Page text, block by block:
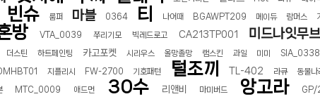
빈슈 룸퍼 마블 0364 티 나어때 BGAWPT209 메이듀 람머스
방 VTA_0039 쭈리기모 빅레드로고 CA213TP001 미드나잇무
더스틴 하트페인팅 카고포켓 시리우스 올망졸망 램스킨 과일 미미 SIA_0338
DMHBT01 지플리시 FW-2700 기호패턴 털조끼 TL-402 라큐 동물나
MTC_0009 애드먼 30수 리앤비 마미버드 앙고라 GP/